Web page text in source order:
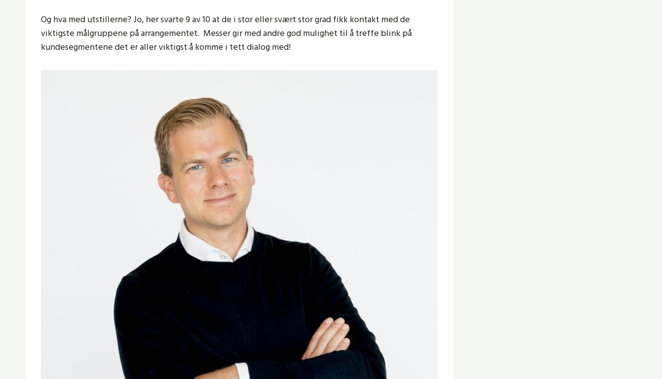
Og hva med utstillerne? Jo, her svarte 9 av 10 at de i stor eller svært stor grad fikk kontakt med de
viktigste målgruppene på arrangementet. Messer gir med andre god mulighet til å treffe blink på
kundesegmentene det er aller viktigst å komme i tett dialog med!